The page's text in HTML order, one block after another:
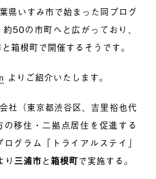
県いすみ市で始まった同プログ
50の市町へと広がっており、
箱根町で開催するそうです。
よりご紹介いたします。
社（東京都渋谷区、吉里裕也代
の移住・二拠点居住を促進する
グラム「トライアルステイ」
り 三浦市と箱根町で実施する。